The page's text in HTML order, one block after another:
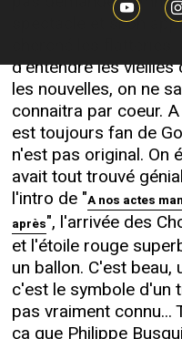
spectacle et si on
d'entendre les vieilles
les nouvelles, on ne
connaitra par coeur.
est toujours fan de
n'est pas original. On
avait tout trouvé
l'intro de "A nos actes
après", l'arrivée des
et l'étoile rouge
un ballon. C'est beau,
c'est le symbole d'un
pas vraiment
ça que Philippe